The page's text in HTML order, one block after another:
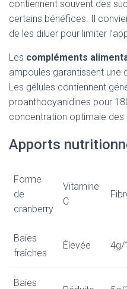
contiennent souvent des
certains bénéfices. Il
de les diluer pour limiter
Les compléments
ampoules garantissent une
Les gélules contiennent
proanthocyanidines pour
concentration optimale des
Apports
Forme
de
cranberry
Vitamine
C
Baies
fraîches
Élevée 4g/
Baies